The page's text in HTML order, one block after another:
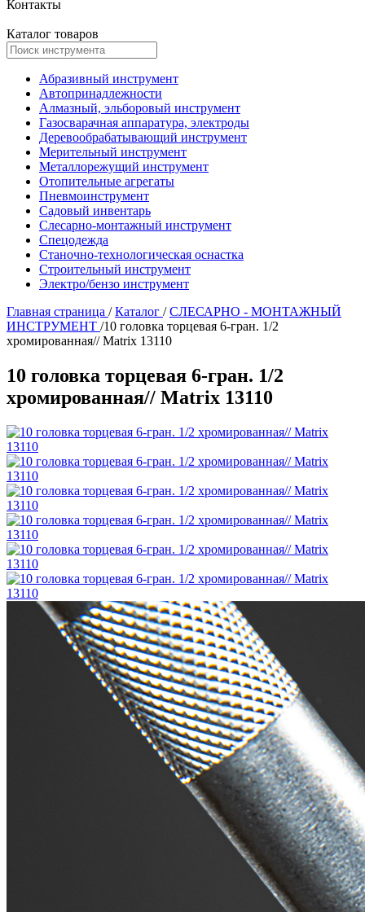
Контакты
Каталог товаров
Абразивный инструмент
Автопринадлежности
Алмазный, эльборовый инструмент
Газосварачная аппаратура, электроды
Деревообрабатывающий инструмент
Мерительный инструмент
Металлорежущий инструмент
Отопительные агрегаты
Пневмоинструмент
Садовый инвентарь
Слесарно-монтажный инструмент
Спецодежда
Станочно-технологическая оснастка
Строительный инструмент
Электро/бензо инструмент
Главная страница / Каталог / СЛЕСАРНО - МОНТАЖНЫЙ
ИНСТРУМЕНТ /10 головка торцевая 6-гран. 1/2
хромированная// Matrix 13110
10 головка торцевая 6-гран. 1/2
хромированная// Matrix 13110